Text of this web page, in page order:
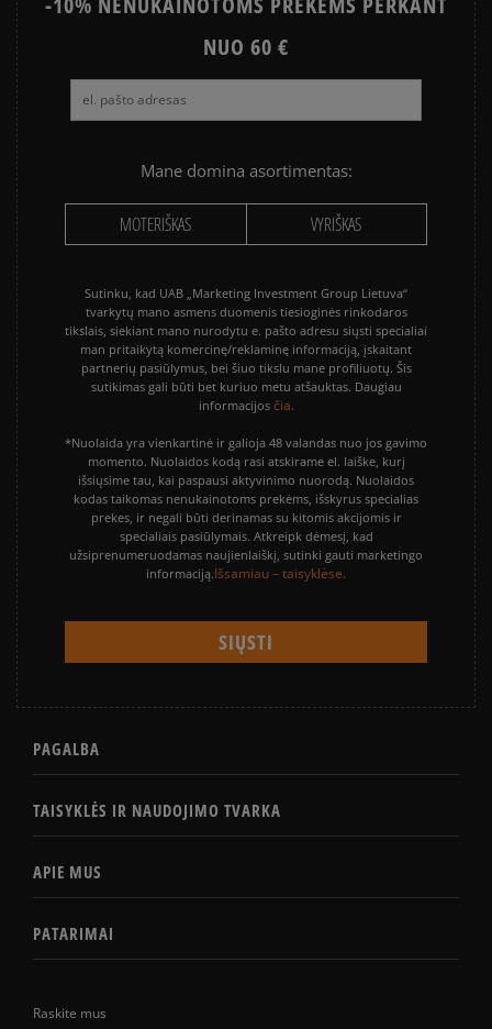
Raskite mus
NUO 60 €
Mane domina asortimentas:
MOTERIŠKAS VYRIŠKAS
Sutinku, kad UAB „Marketing Investment Group Lietuva“
tvarkytų mano asmens duomenis tiesioginės rinkodaros
tikslais, siekiant mano nurodytu e. pašto adresu siųsti specialiai
man pritaikytą komercinę/reklaminę informaciją, įskaitant
partnerių pasiūlymus, bei šiuo tikslu mane profiliuotų. Šis
sutikimas gali būti bet kuriuo metu atšauktas. Daugiau
informacijos čia.
*Nuolaida yra vienkartinė ir galioja 48 valandas nuo jos gavimo
momento. Nuolaidos kodą rasi atskirame el. laiške, kurį
išsiųsime tau, kai paspausi aktyvinimo nuorodą. Nuolaidos
kodas taikomas nenukainotoms prekėms, išskyrus specialias
prekes, ir negali būti derinamas su kitomis akcijomis ir
specialiais pasiūlymais. Atkreipk dėmesį, kad
užsiprenumeruodamas naujienlaiškį, sutinki gauti marketingo
informaciją.Išsamiau – taisyklėse.
PAGALBA
TAISYKLĖS IR NAUDOJIMO TVARKA
APIE MUS
PATARIMAI